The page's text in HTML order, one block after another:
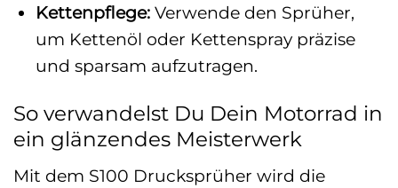
Kettenpflege:Verwende den Sprüher,
um Kettenöl oder Kettenspray präzise
und sparsam aufzutragen.
So verwandelst Du Dein Motorrad in
ein glänzendes Meisterwerk
Mit dem S100 Drucksprüher wird die